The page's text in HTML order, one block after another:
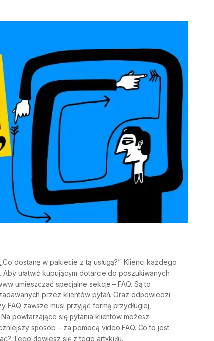
dostanę w pakiecie z tą usługą?”. Klienci każdego
Aby ułatwić kupującym dotarcie do poszukiwanych
umieszczać specjalne sekcje – FAQ. Są to
przez klientów pytań. Oraz odpowiedzi
zawsze musi przyjąć formę przydługiej,
powtarzające się pytania klientów możesz
sposób – za pomocą video FAQ. Co to jest
Tego dowiesz się z tego artykułu.